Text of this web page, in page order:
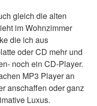
gleich die alten
im Wohnzimmer
die ich aus
oder CD mehr und
noch ein CD-Player.
MP3 Player an
anschaffen oder ganz
Luxus.